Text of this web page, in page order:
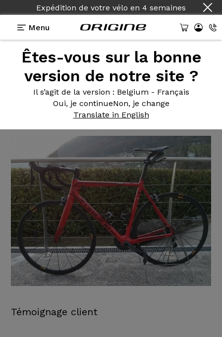
Expédition de votre vélo en 4 semaines
Menu
Êtes-vous sur la bonne
version de notre site ?
Il s’agit de la version : Belgium - Français
Oui, je continueNon, je change
Translate in English
Témoignages>velo de route Axxome 250 Ultegra
velo deroute Axxome 250
Ultegra
Témoignage client